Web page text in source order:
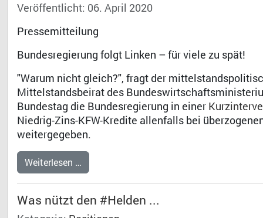
Veröffentlicht: 06. April 2020
Pressemitteilung
Bundesregierung folgt Linken – für viele zu spät!
"Warum nicht gleich?", fragt der
Mittelstandsbeirat des
Bundestag die Bundesregierung in einer
Niedrig-Zins-KFW-Kredite allenfalls bei
weitergegeben.
Weiterlesen …
Was nützt den #Helden ...